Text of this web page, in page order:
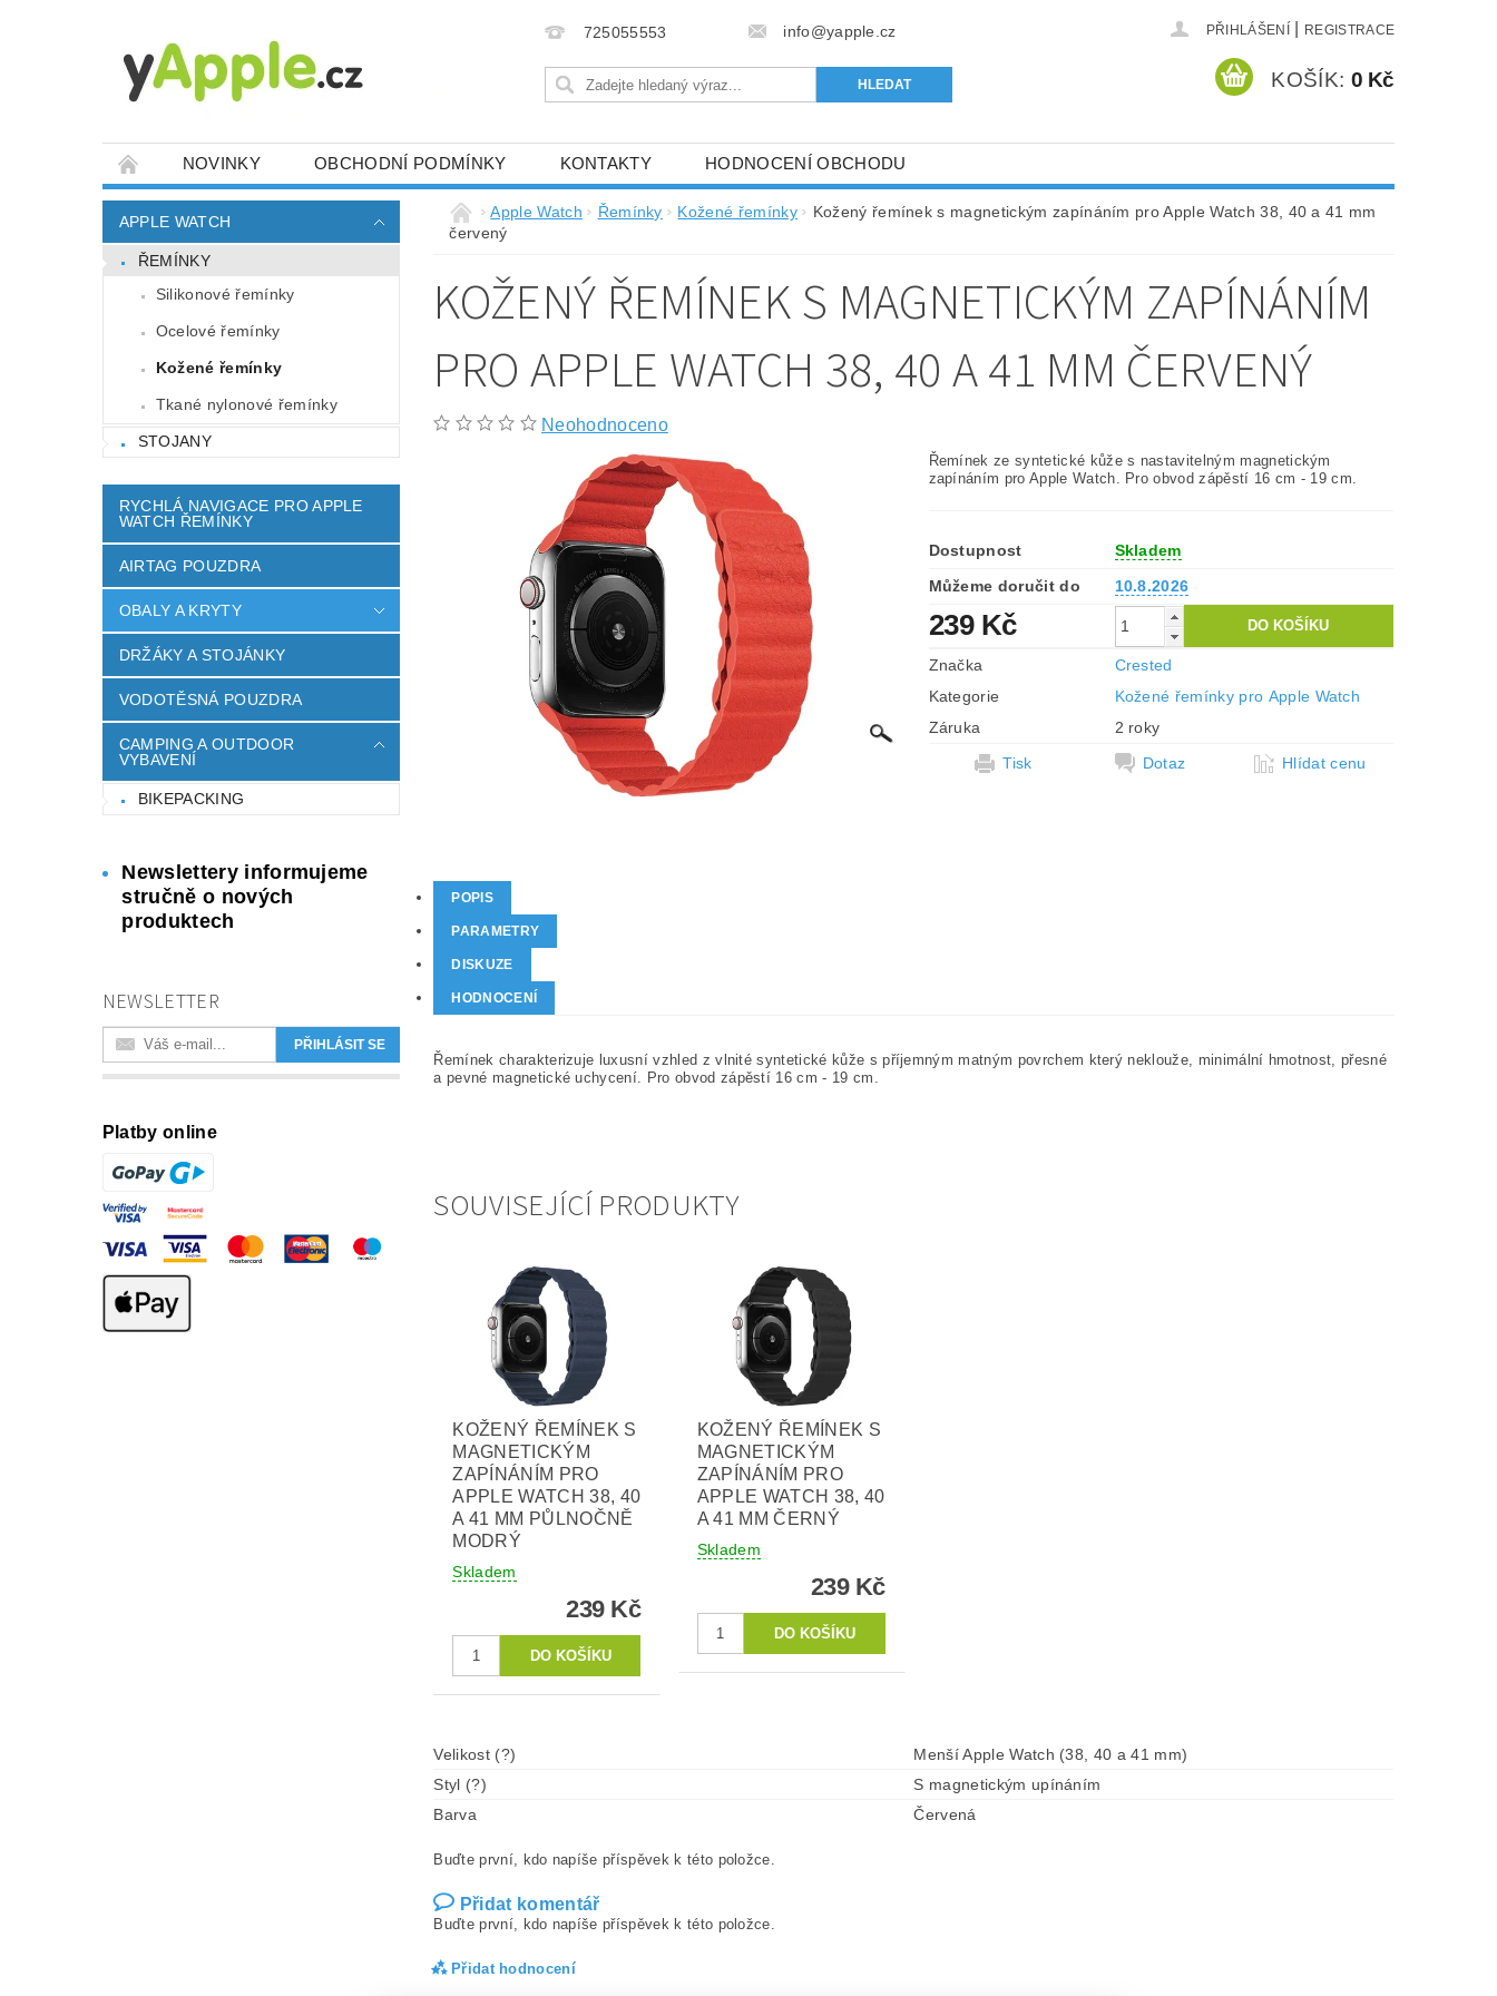
725055553 info@yapple.cz PŘIHLÁŠENÍ REGISTRACE
KOŠÍK: 0 Kč
NOVINKY OBCHODNÍ PODMÍNKY KONTAKTY HODNOCENÍ OBCHODU
APPLE WATCH
ŘEMÍNKY
Silikonové řemínky
Ocelové řemínky
Kožené řemínky
Tkané nylonové řemínky
STOJANY
RYCHLÁ NAVIGACE PRO APPLE
WATCH ŘEMÍNKY
AIRTAG POUZDRA
OBALY A KRYTY
DRŽÁKY A STOJÁNKY
VODOTĚSNÁ POUZDRA
CAMPING A OUTDOOR
VYBAVENÍ
BIKEPACKING
Newslettery informujeme
stručně o nových
produktech
NEWSLETTER
Platby online
Apple Watch Řemínky Kožené řemínky
Kožený řemínek s magnetickým zapínáním pro Apple Watch 38, 40 a 41 mm
červený
KOŽENÝ ŘEMÍNEK S MAGNETICKÝM ZAPÍNÁNÍM
PRO APPLE WATCH 38, 40 A 41 MM ČERVENÝ
Neohodnoceno
Řemínek ze syntetické kůže s nastavitelným magnetickým
zapínáním pro Apple Watch. Pro obvod zápěstí 16 cm - 19 cm.
Dostupnost
Skladem
Můžeme doručit do
10.8.2026
239 Kč
Značka
Crested
Kategorie
Kožené řemínky pro Apple Watch
Záruka
2 roky
Tisk
Dotaz Hlídat cenu
POPIS
PARAMETRY
DISKUZE
HODNOCENÍ
Řemínek charakterizuje luxusní vzhled z vlnité syntetické kůže s příjemným matným povrchem který neklouže, minimální hmotnost, přesné
a pevné magnetické uchycení. Pro obvod zápěstí 16 cm - 19 cm.
SOUVISEJÍCÍ PRODUKTY
KOŽENÝ ŘEMÍNEK S
MAGNETICKÝM
ZAPÍNÁNÍM PRO
APPLE WATCH 38, 40
A 41 MM PŮLNOČNĚ
MODRÝ
Skladem
239 Kč
KOŽENÝ ŘEMÍNEK S
MAGNETICKÝM
ZAPÍNÁNÍM PRO
APPLE WATCH 38, 40
A 41 MM ČERNÝ
Skladem
239 Kč
Velikost (?)
Menší Apple Watch (38, 40 a 41 mm)
Styl (?)
S magnetickým upínáním
Barva
Červená
Buďte první, kdo napíše příspěvek k této položce.
Přidat komentář
Buďte první, kdo napíše příspěvek k této položce.
Přidat hodnocení